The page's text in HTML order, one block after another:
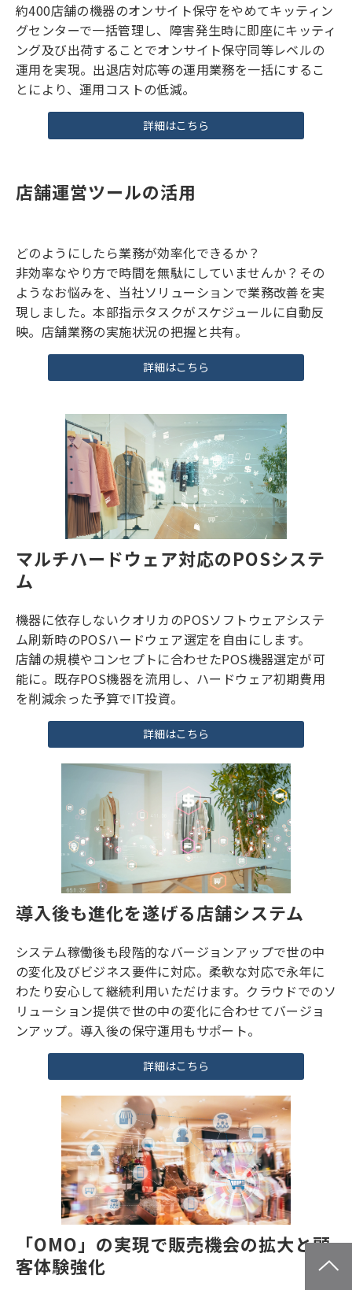
約400店舗の機器のオンサイト保守をやめてキッティン
グセンターで一括管理し、障害発生時に即座にキッティ
ング及び出荷することでオンサイト保守同等レベルの
運用を実現。出退店対応等の運用業務を一括にするこ
とにより、運用コストの低減。
詳細はこちら
店舗運営ツールの活用
非効率なやり方で時間を無駄にしていませんか？その
ようなお悩みを、当社ソリューションで業務改善を実
現しました。本部指示タスクがスケジュールに自動反
映。店舗業務の実施状況の把握と共有。
詳細はこちら
マルチハードウェア対応のPOSシステ
機器に依存しないクオリカのPOSソフトウェアシステ
ム刷新時のPOSハードウェア選定を自由にします。
店舗の規模やコンセプトに合わせたPOS機器選定が可
能に。既存POS機器を流用し、ハードウェア初期費用
を削減余った予算でIT投資。
詳細はこちら
導入後も進化を遂げる店舗システム
システム稼働後も段階的なバージョンアップで世の中
の変化及びビジネス要件に対応。柔軟な対応で永年に
わたり安心して継続利用いただけます。クラウドでのソ
リューション提供で世の中の変化に合わせてバージョ
ンアップ。導入後の保守運用もサポート。
詳細はこちら